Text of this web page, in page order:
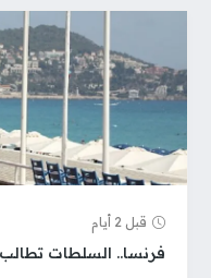
قبل 2 أيام
فرنسا.. السلطات تطالب